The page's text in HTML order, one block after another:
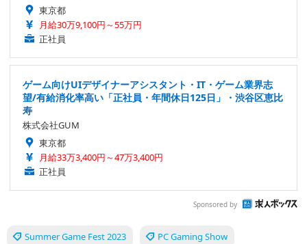
東京都
月給30万9,100円～55万円
正社員
ゲーム向けUIデザイナーアシスタント・IT・ゲーム業界志
望/有給消化率高い「正社員・年間休日125日」・渋谷区恵比
寿
株式会社GUM
東京都
月給33万3,400円～47万3,400円
正社員
Sponsored by
Summer Game Fest 2023 PC Gaming Show